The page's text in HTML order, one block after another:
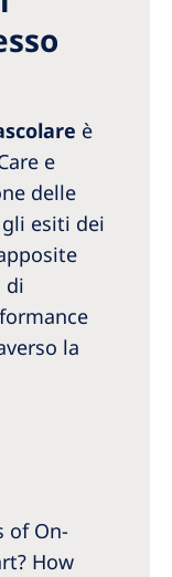
è
e
delle
esiti dei
di
la
of On-
How